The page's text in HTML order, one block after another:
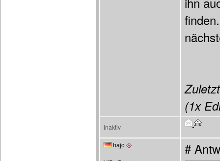
(1x
Inaktiv
hajo
#